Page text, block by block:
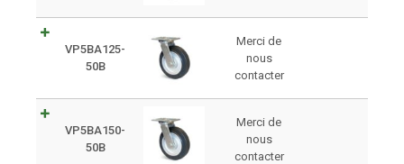
VP5BA125-
50B
Merci de
nous
contacter
VP5BA150-
50B
Merci de
nous
contacter